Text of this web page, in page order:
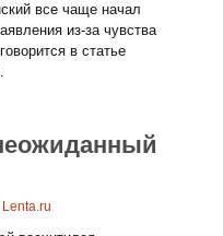
все чаще начал
из-за чувства
в статье
Lenta.ru